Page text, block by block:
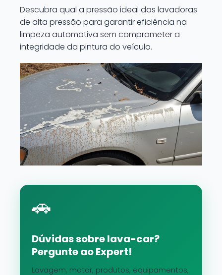
Descubra qual a pressão ideal das lavadoras
de alta pressão para garantir eficiência na
limpeza automotiva sem comprometer a
integridade da pintura do veículo.
🚗
Dúvidas sobre lava-car?
Pergunte ao Expert!
Lavagem, motor, produtos, equipamentos,